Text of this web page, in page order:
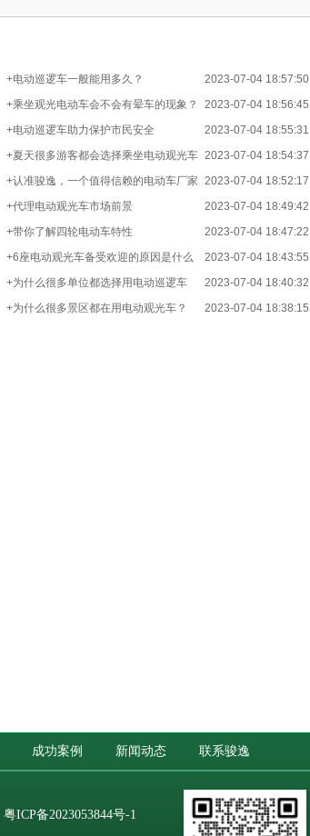
2023-07-04 18:57:50
+电动巡逻车一般能用多久？
2023-07-04 18:56:45
+乘坐观光电动车会不会有晕车的现象？
2023-07-04 18:55:31
+电动巡逻车助力保护市民安全
2023-07-04 18:54:37
+夏天很多游客都会选择乘坐电动观光车
2023-07-04 18:52:17
+认准骏逸，一个值得信赖的电动车厂家
2023-07-04 18:49:42
+代理电动观光车市场前景
2023-07-04 18:47:22
+带你了解四轮电动车特性
2023-07-04 18:43:55
+6座电动观光车备受欢迎的原因是什么
2023-07-04 18:40:32
+为什么很多单位都选择用电动巡逻车
呢？
2023-07-04 18:38:15
+为什么很多景区都在用电动观光车？
成功案例 新闻动态 联系骏逸
粤ICP备2023053844号-1